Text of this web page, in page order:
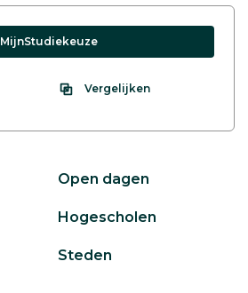
MijnStudiekeuze
Vergelijken
Open dagen
Hogescholen
Steden